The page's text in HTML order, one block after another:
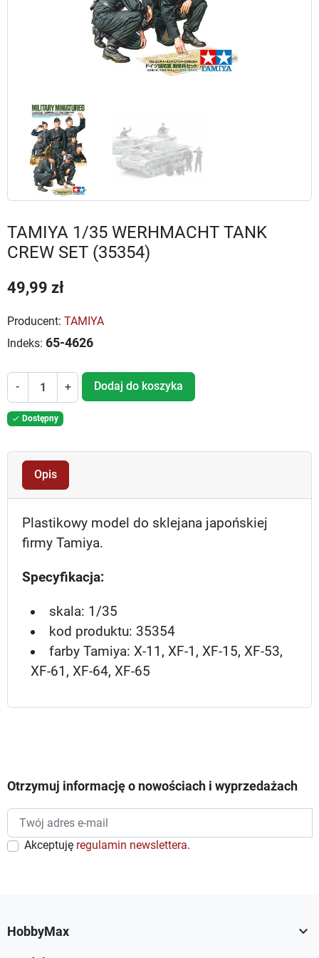
TAMIYA 1/35 WERHMACHT TANK
CREW SET (35354)
49,99 zł
Producent: TAMIYA
Indeks: 65-4626
- + Dodaj do koszyka
 Dostępny
Opis
Plastikowy model do sklejana japońskiej
firmy Tamiya.
Specyfikacja:
skala: 1/35
kod produktu: 35354
farby Tamiya: X-11, XF-1, XF-15, XF-53,
XF-61, XF-64, XF-65
Otrzymuj informację o nowościach i wyprzedażach
Akceptuję regulamin newslettera.
HobbyMax 